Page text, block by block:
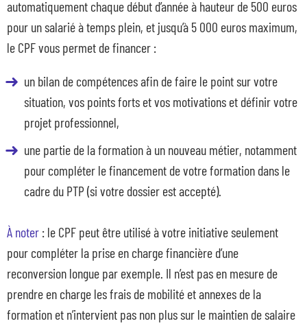
automatiquement chaque début d’année à hauteur de 500 euros
pour un salarié à temps plein, et jusqu’à 5 000 euros maximum,
le CPF vous permet de financer :
un bilan de compétences afin de faire le point sur votre
situation, vos points forts et vos motivations et définir votre
projet professionnel,
une partie de la formation à un nouveau métier, notamment
pour compléter le financement de votre formation dans le
cadre du PTP (si votre dossier est accepté).
À noter : le CPF peut être utilisé à votre initiative seulement
pour compléter la prise en charge financière d’une
reconversion longue par exemple. Il n’est pas en mesure de
prendre en charge les frais de mobilité et annexes de la
formation et n’intervient pas non plus sur le maintien de salaire